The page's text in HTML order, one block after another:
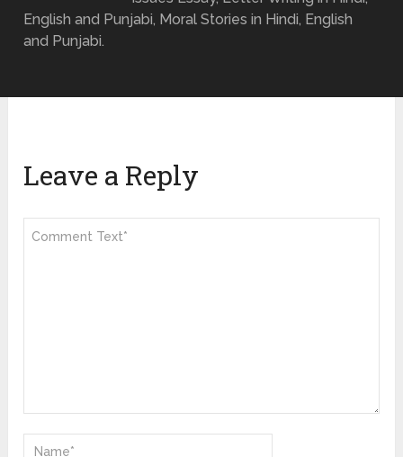
English and Punjabi, Moral Stories in Hindi, English
and Punjabi.
Leave a Reply